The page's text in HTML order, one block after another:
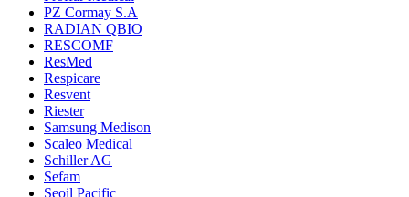
PZ Cormay S.A
RADIAN QBIO
RESCOMF
ResMed
Respicare
Resvent
Riester
Samsung Medison
Scaleo Medical
Schiller AG
Sefam
Seoil Pacific